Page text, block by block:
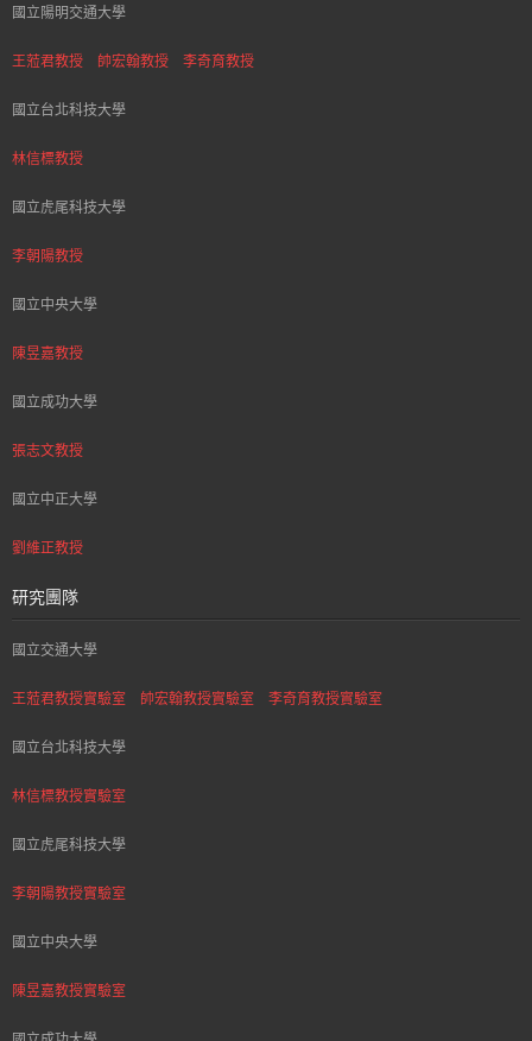
國立陽明交通大學
王蒞君教授 帥宏翰教授 李奇育教授
國立台北科技大學
林信標教授
國立虎尾科技大學
李朝陽教授
國立中央大學
陳昱嘉教授
國立成功大學
張志文教授
國立中正大學
劉維正教授
研究團隊
國立交通大學
王蒞君教授實驗室 帥宏翰教授實驗室 李奇育教授實驗室
國立台北科技大學
林信標教授實驗室
國立虎尾科技大學
李朝陽教授實驗室
國立中央大學
陳昱嘉教授實驗室